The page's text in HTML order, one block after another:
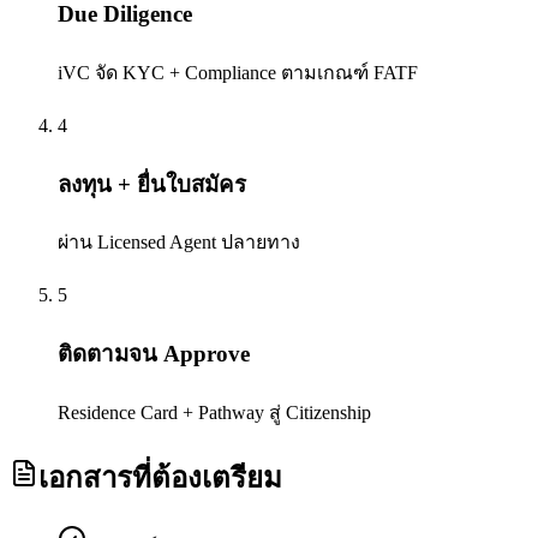
Due Diligence
iVC จัด KYC + Compliance ตามเกณฑ์ FATF
4
ลงทุน + ยื่นใบสมัคร
ผ่าน Licensed Agent ปลายทาง
5
ติดตามจน Approve
Residence Card + Pathway สู่ Citizenship
เอกสารที่ต้องเตรียม